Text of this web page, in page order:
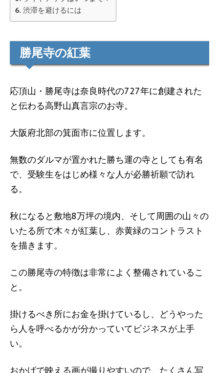
渋滞を避けるには
勝尾寺の紅葉
応頂山・勝尾寺は奈良時代の727年に創建された
と伝わる高野山真言宗のお寺。
大阪府北部の箕面市に位置します。
無数のダルマが置かれた勝ち運の寺としても有名
で、受験生をはじめ様々な人が必勝祈願で訪れ
る。
秋になると敷地8万坪の境内、そして周囲の山々の
いたる所で木々が紅葉し、赤黄緑のコントラスト
を描きます。
この勝尾寺の特徴は非常によく整備されているこ
と。
掛けるべき所にお金を掛けているし、どうやった
ら人を呼べるかが分かっていてビジネスが上手
い。
おかげで映える画が撮りやすいので、たくさん写